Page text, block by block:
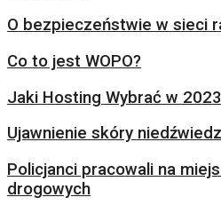
O bezpieczeństwie w sieci
Co to jest WOPO?
Jaki Hosting Wybrać w
Ujawnienie skóry
Policjanci pracowali na
drogowych